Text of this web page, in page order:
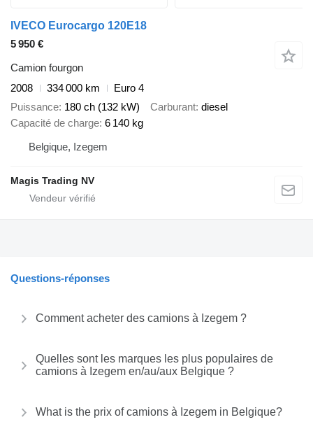
IVECO Eurocargo 120E18
5 950 €
Camion fourgon
2008
334 000 km
Euro 4
Puissance 180 ch (132 kW) Carburant diesel
Capacité de charge 6 140 kg
Belgique, Izegem
Magis Trading NV
Questions-réponses
Comment acheter des camions à Izegem ?
Quelles sont les marques les plus populaires de
camions à Izegem en/au/aux Belgique ?
What is the prix of camions à Izegem in Belgique?